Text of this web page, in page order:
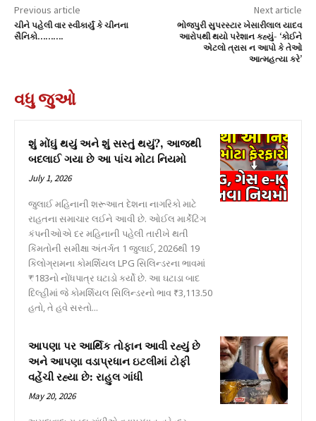
Previous article
ચીને પહેલી વાર સ્વીકાર્યું કે ચીનના
સૈનિકો……….
Next article
ભોજપુરી સુપરસ્ટાર ખેસારીલાલ યાદવ
આરોપથી થયો પરેશાન કહ્યું- ‘કોઈને
એટલો ત્રાસ ન આપો કે તેઓ
આત્મહત્યા કરે’
વધુ જુઓ
શું મોંઘું થયું અને શું સસ્તું થયું?, આજથી
બદલાઈ ગયા છે આ પાંચ મોટા નિયમો
July 1, 2026
જુલાઈ મહિનાની શરૂઆત દેશના નાગરિકો માટે
રાહતના સમાચાર લઈને આવી છે. ઓઈલ માર્કેટિંગ
કંપનીઓએ દર મહિનાની પહેલી તારીખે થતી
કિંમતોની સમીક્ષા અંતર્ગત 1 જુલાઈ, 2026થી 19
કિલોગ્રામના કોમર્શિયલ LPG સિલિન્ડરના ભાવમાં
₹183નો નોંધપાત્ર ઘટાડો કર્યો છે. આ ઘટાડા બાદ
દિલ્હીમાં જે કોમર્શિયલ સિલિન્ડરનો ભાવ ₹3,113.50
હતો, તે હવે સસ્તો...
આપણા પર આર્થિક તોફાન આવી રહ્યું છે
અને આપણા વડાપ્રધાન ઇટલીમાં ટોફી
વહેંચી રહ્યા છે: રાહુલ ગાંધી
May 20, 2026